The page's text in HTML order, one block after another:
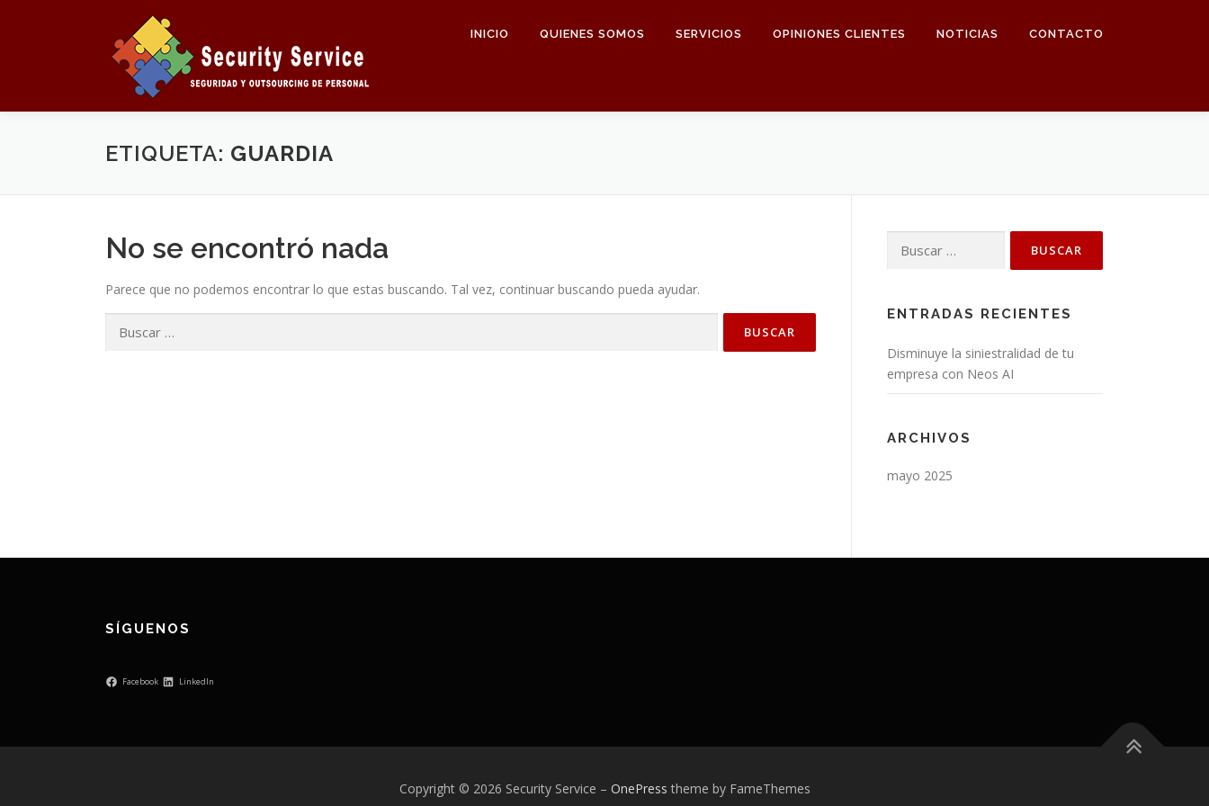
INICIO QUIENES SOMOS SERVICIOS OPINIONES CLIENTES NOTICIAS CONTACTO
ETIQUETA: GUARDIA
No se encontró nada
Parece que no podemos encontrar lo que estas buscando. Tal vez, continuar buscando pueda ayudar.
ENTRADAS RECIENTES
Disminuye la siniestralidad de tu
empresa con Neos AI
ARCHIVOS
mayo 2025
SÍGUENOS
Facebook LinkedIn
Copyright © 2026 Security Service – OnePress theme by FameThemes